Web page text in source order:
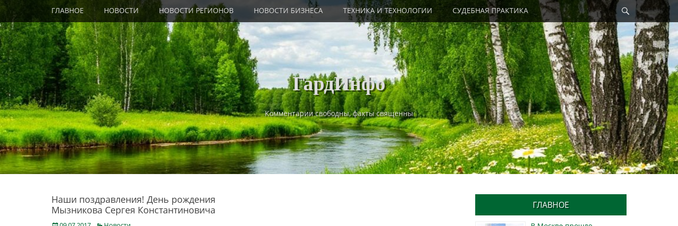
Skip
content
Primary Menu
ГЛАВНОЕ НОВОСТИ НОВОСТИ РЕГИОНОВ НОВОСТИ БИЗНЕСА ТЕХНИКА И ТЕХНОЛОГИИ СУДЕБНАЯ ПРАКТИКА
Найти
ГардИнфо
Комментарии свободны, факты священны
Наши поздравления! День рождения
Мызникова Сергея Константиновича
ГЛАВНОЕ